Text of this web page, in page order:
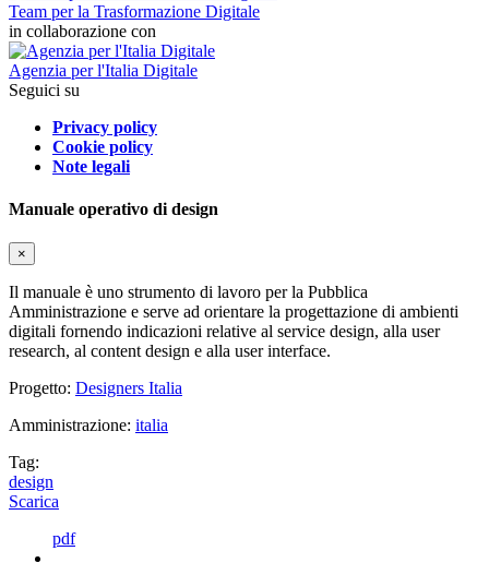
Team per la Trasformazione Digitale
in collaborazione con
Agenzia per l'Italia Digitale
Seguici su
Privacy policy
Cookie policy
Note legali
Manuale operativo di design
×
Il manuale è uno strumento di lavoro per la Pubblica
Amministrazione e serve ad orientare la progettazione di ambienti
digitali fornendo indicazioni relative al service design, alla user
research, al content design e alla user interface.
Progetto: Designers Italia
Amministrazione: italia
Tag:
design
Scarica
pdf